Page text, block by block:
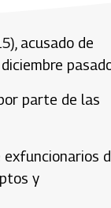
acusado de
parte de las
exfuncionarios
y